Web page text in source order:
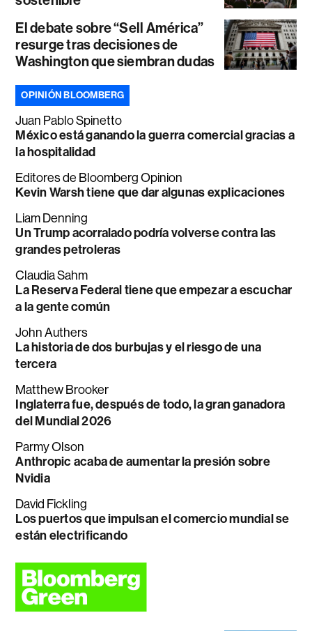
El debate sobre “Sell América”
resurge tras decisiones de
Washington que siembran dudas
OPINIÓN BLOOMBERG
Juan Pablo Spinetto
México está ganando la guerra comercial gracias a
la hospitalidad
Editores de Bloomberg Opinion
Kevin Warsh tiene que dar algunas explicaciones
Liam Denning
Un Trump acorralado podría volverse contra las
grandes petroleras
Claudia Sahm
La Reserva Federal tiene que empezar a escuchar
a la gente común
John Authers
La historia de dos burbujas y el riesgo de una
tercera
Matthew Brooker
Inglaterra fue, después de todo, la gran ganadora
del Mundial 2026
Parmy Olson
Anthropic acaba de aumentar la presión sobre
Nvidia
David Fickling
Los puertos que impulsan el comercio mundial se
están electrificando